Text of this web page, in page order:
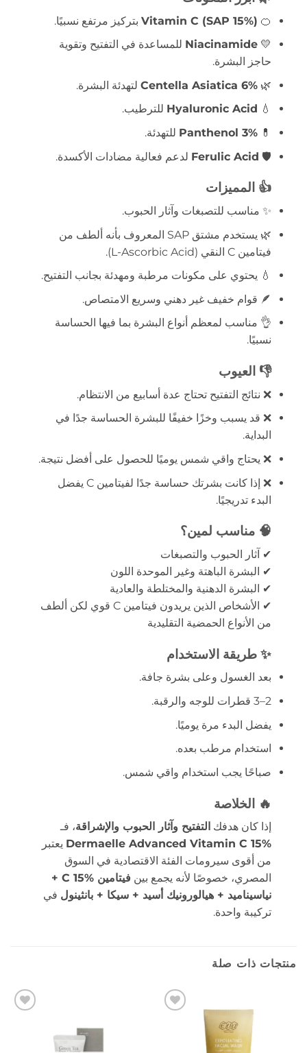
🍊
Vitamin C (SAP 15%)بتركيز مرتفع نسبيًا.
💛
Niacinamide للمساعدة في التفتيح وتقوية
حاجز البشرة.
🌿
Centella Asiatica 6%لتهدئة البشرة.
💧
Hyaluronic Acid للترطيب.
💊
Panthenol 3% للتهدئة.
🛡️
Ferulic Acid لدعم فعالية مضادات الأكسدة.
👍 المميزات
✨ مناسب للتصبغات وآثار الحبوب.
🌿 يستخدم مشتق SAP المعروف بأنه ألطف من
فيتامين C النقي (L-Ascorbic Acid).
💧 يحتوي على مكونات مرطبة ومهدئة بجانب التفتيح.
🪶 قوام خفيف غير دهني وسريع الامتصاص.
👌 مناسب لمعظم أنواع البشرة بما فيها الحساسة
نسبيًا.
👎 العيوب
❌ نتائج التفتيح تحتاج عدة أسابيع من الانتظام.
❌ قد يسبب وخزًا خفيفًا للبشرة الحساسة جدًا في
البداية.
❌ يحتاج واقي شمس يوميًا للحصول على أفضل نتيجة.
❌ إذا كانت بشرتك حساسة جدًا لفيتامين C يفضل
البدء تدريجيًا.
🧠 مناسب لمين؟
✔ آثار الحبوب والتصبغات
✔ البشرة الباهتة وغير الموحدة اللون
✔ البشرة الدهنية والمختلطة والعادية
✔ الأشخاص الذين يريدون فيتامين C قوي لكن ألطف
من الأنواع الحمضية التقليدية
✨ طريقة الاستخدام
بعد الغسول وعلى بشرة جافة.
2–3 قطرات للوجه والرقبة.
يفضل البدء مرة يوميًا.
استخدام مرطب بعده.
صباحًا يجب استخدام واقي شمس.
🔥 الخلاصة
إذا كان هدفك التفتيح وآثار الحبوب والإشراقة، فـ
Dermaelle Advanced Vitamin C 15% يعتبر
من أقوى سيرومات الفئة الاقتصادية في السوق
المصري، خصوصًا لأنه يجمع بين
فيتامين C 15% +
نياسيناميد + هيالورونيك أسيد + سيكا + بانثينول في
تركيبة واحدة.
منتجات ذات صلة